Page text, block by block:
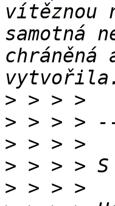
vítěznou
samotná
>
>
>
>
>